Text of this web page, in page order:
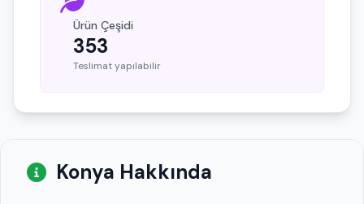
Ürün Çeşidi
353
Teslimat yapılabilir
Konya Hakkında